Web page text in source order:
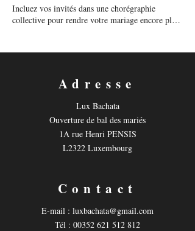
Incluez vos invités dans une chorégraphie
collective pour rendre votre mariage encore plus
Adresse
Lux Bachata
Ouverture de bal des mariés
1A rue Henri PENSIS
L2322 Luxembourg
Contact
E-mail : luxbachata@gmail.com
Tél : 00352 621 512 812